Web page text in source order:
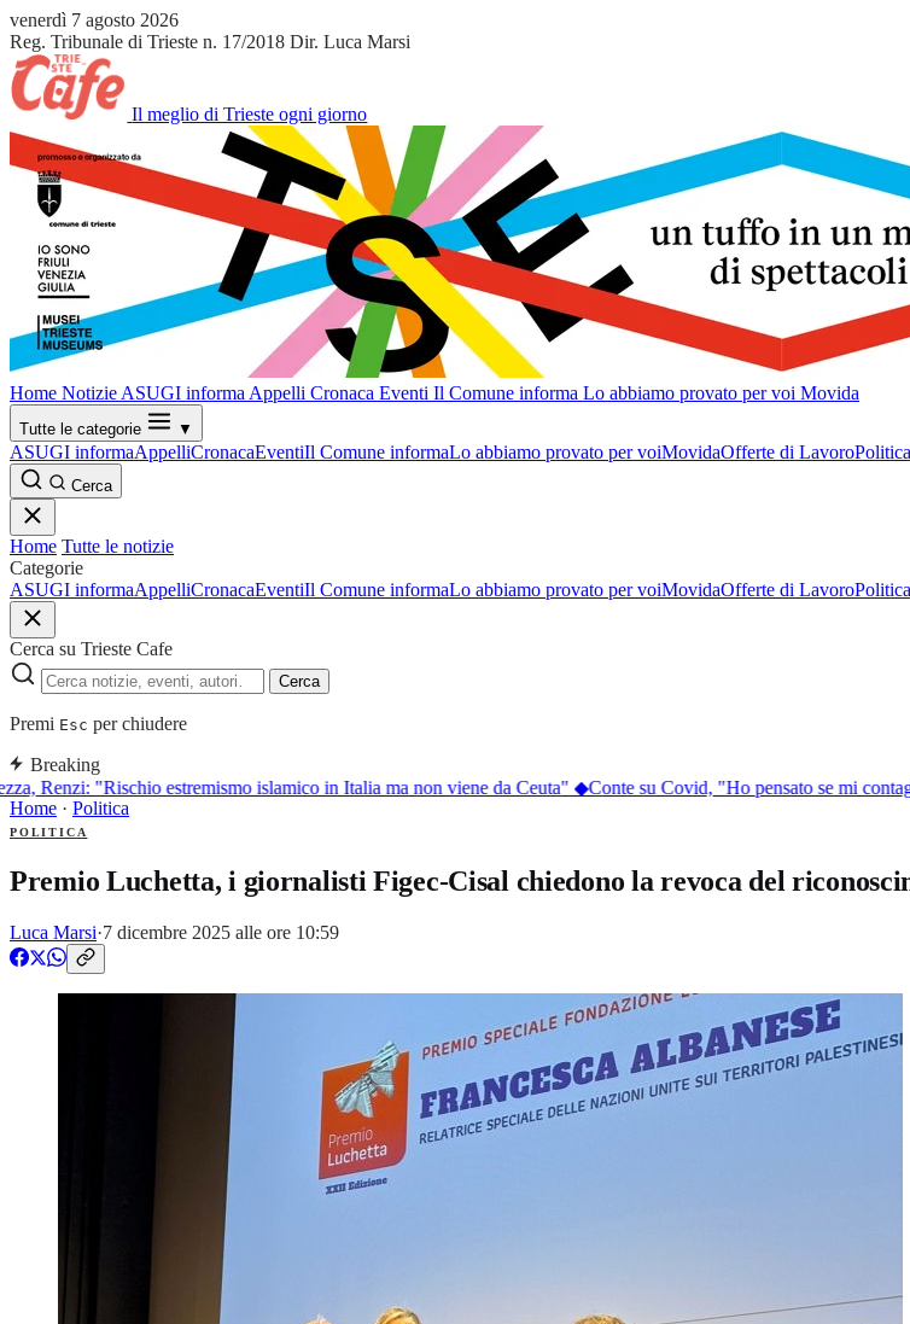
venerdì 7 agosto 2026
Reg. Tribunale di Trieste n. 17/2018 Dir. Luca Marsi
Il meglio di Trieste ogni giorno
Home Notizie ASUGI informa Appelli Cronaca Eventi Il Comune informa Lo abbiamo provato per voi Movida
Tutte le categorie ▼
ASUGI informaAppelliCronacaEventiIl Comune informaLo abbiamo provato per voiMovidaOfferte di LavoroPolitica
Cerca
Home Tutte le notizie
Categorie
ASUGI informaAppelliCronacaEventiIl Comune informaLo abbiamo provato per voiMovidaOfferte di LavoroPolitica
Cerca su Trieste Cafe
Cerca
Premi Esc per chiudere
Breaking
Renzi: "Rischio estremismo islamico in Italia ma non viene da Ceuta"◆ Conte su Covid, "Ho pensato se mi
Home · Politica
POLITICA
Premio Luchetta, i giornalisti Figec-Cisal chiedono la revoca del
Luca Marsi·7 dicembre 2025 alle ore 10:59